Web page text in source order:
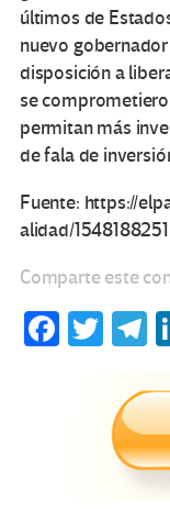
últimos de
nuevo
disposición a
se
permitan más
de fala de
Fuente: https://
alidad/
Comparte este
Fa T
tt
er a